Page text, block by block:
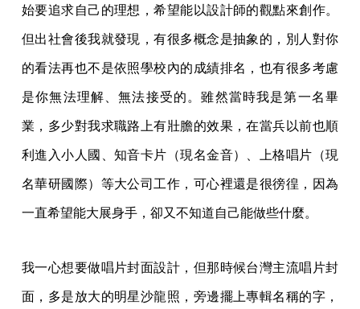
始要追求自己的理想，希望能以設計師的觀點來創作。
但出社會後我就發現，有很多概念是抽象的，別人對你
的看法再也不是依照學校內的成績排名，也有很多考慮
是你無法理解、無法接受的。雖然當時我是第一名畢
業，多少對我求職路上有壯膽的效果，在當兵以前也順
利進入小人國、知音卡片（現名金音）、上格唱片（現
名華研國際）等大公司工作，可心裡還是很徬徨，因為
一直希望能大展身手，卻又不知道自己能做些什麼。
我一心想要做唱片封面設計，但那時候台灣主流唱片封
面，多是放大的明星沙龍照，旁邊擺上專輯名稱的字，